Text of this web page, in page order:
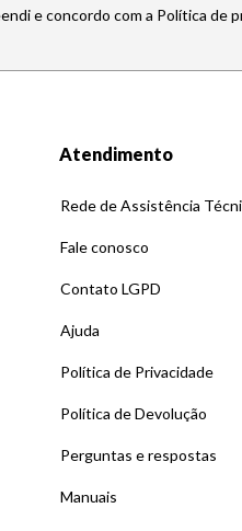
e concordo com a Política de
Atendimento
Rede de Assistência
Fale conosco
Contato LGPD
Ajuda
Política de Privacidade
Política de Devolução
Perguntas e respostas
Manuais